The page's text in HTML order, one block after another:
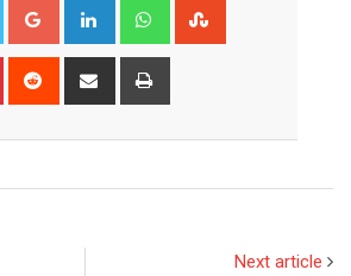
Google+ LinkedIn Whatsapp
Pinterest Reddit
Share
Next article